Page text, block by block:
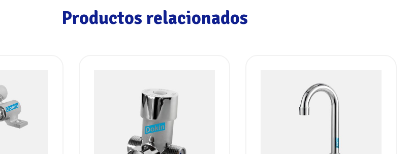
Productos relacionados